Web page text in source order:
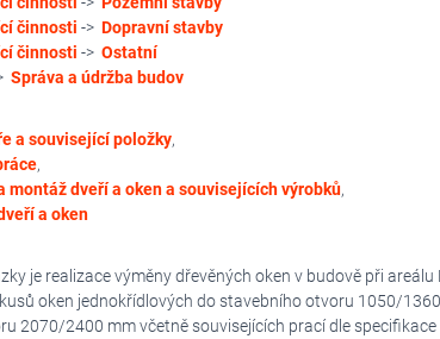
činnosti -> Dopravní stavby
činnosti -> Ostatní
Správa a údržba budov
a související položky,
,
montáž dveří a oken a souvisejících výrobků,
a oken
je realizace výměny dřevěných oken v budově při
oken jednokřídlových do stavebního otvoru 1050/
2070/2400 mm včetně souvisejících prací dle specifikace